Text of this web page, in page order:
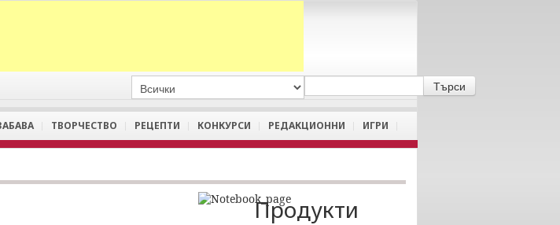
ТВОРЧЕСТВО РЕЦЕПТИ КОНКУРСИ РЕДАКЦИОННИ ИГРИ
Продукти